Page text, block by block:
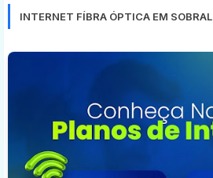
INTERNET FÍBRA ÓPTICA EM SOBRAL